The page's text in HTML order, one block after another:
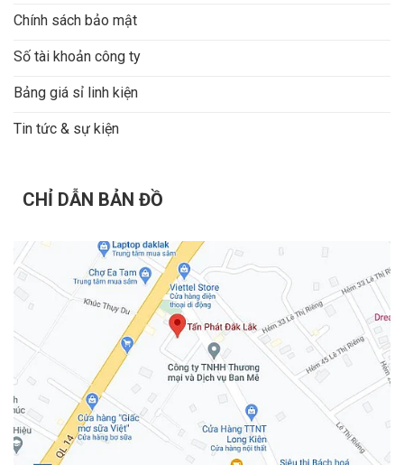
Chính sách bảo mật
Số tài khoản công ty
Bảng giá sỉ linh kiện
Tin tức & sự kiện
CHỈ DẪN BẢN ĐỒ